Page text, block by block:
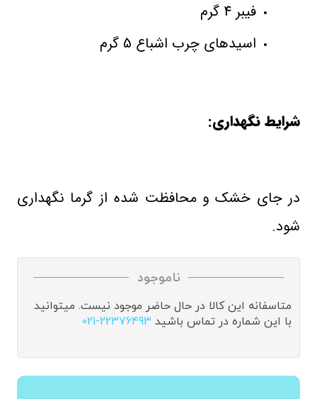
فیبر 4 گرم
اسیدهای چرب اشباع 5 گرم
شرایط نگهداری:
در جای خشک و محافظت شده از گرما نگهداری
شود.
ناموجود
متاسفانه این کالا در حال حاضر موجود نیست. میتوانید
با این شماره در تماس باشید 021-22376493